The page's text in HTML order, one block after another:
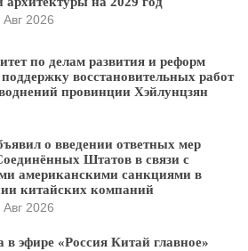
Авг 2026
по делам развития и реформ
восстановительных работ
провинции Хэйлунцзян
о введении ответных мер
Штатов в связи с
американскими санкциями в
китайских компаний
Авг 2026
в эфире «Россия Китай главное»